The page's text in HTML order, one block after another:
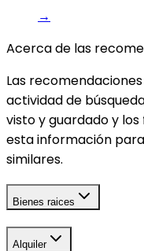
→
Acerca de las
Las
actividad de
visto y guardado y
esta información
similares.
Bienes raices
Alquiler